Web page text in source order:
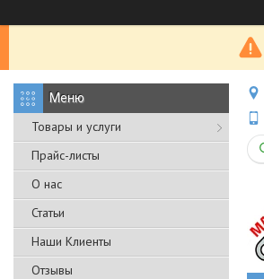
Товары и услуги
Прайс-листы
О нас
Статьи
Наши Клиенты
Отзывы